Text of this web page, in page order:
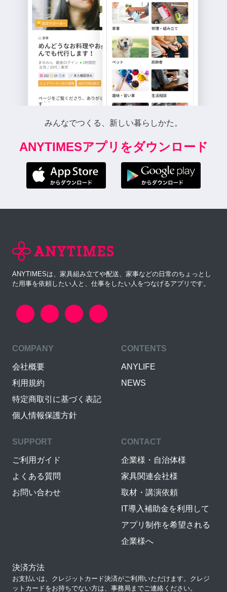
みんなでつくる、新しい暮らしかた。
ANYTIMESアプリをダウンロード
ANYTIMESは、家具組み立てや配送、家事などの日常のちょっとし
た用事を依頼したい人と、仕事をしたい人をつなげるアプリです。
COMPANY
会社概要
利用規約
特定商取引に基づく表記
個人情報保護方針
CONTENTS
ANYLIFE
NEWS
SUPPORT
ご利用ガイド
よくある質問
お問い合わせ
CONTACT
企業様・自治体様
家具関連会社様
取材・講演依頼
IT導入補助金を利用して
アプリ制作を希望される
企業様へ
決済方法
お支払いは、クレジットカード決済がご利用いただけます。クレジ
ットカードをお持ちでない方は、事務局までご連絡ください。